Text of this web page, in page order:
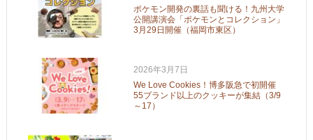
ポケモン開発の裏話も聞ける！九州大学
公開講演会「ポケモンとコレクション」
3月29日開催（福岡市東区）
2026年3月7日
We Love Cookies！博多阪急で初開催
55ブランド以上のクッキーが集結（3/9
～17）